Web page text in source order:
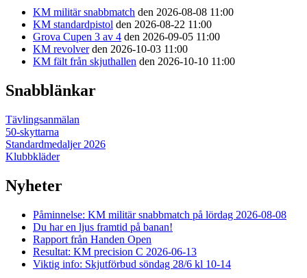
KM militär snabbmatch den 2026-08-08 11:00
KM standardpistol den 2026-08-22 11:00
Grova Cupen 3 av 4 den 2026-09-05 11:00
KM revolverden 2026-10-03 11:00
KM fält från skjuthallen den 2026-10-10 11:00
Snabblänkar
Tävlingsanmälan
50-skyttarna
Standardmedaljer 2026
Klubbkläder
Nyheter
Påminnelse: KM militär snabbmatch på lördag 2026-08-08
Du har en ljus framtid på banan!
Rapport från Handen Open
Resultat: KM precision C 2026-06-13
Viktig info: Skjutförbud söndag 28/6 kl 10-14